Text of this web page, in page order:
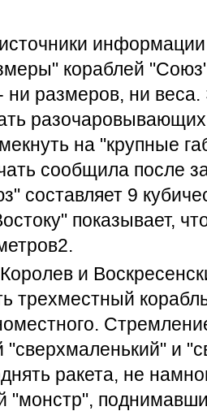
кораблей
ни размеров, ни
на "крупные
сообщила после
составляет 9
показывает,
и
трехместный
"сверхмаленький" и
ракета, не
"монстр",